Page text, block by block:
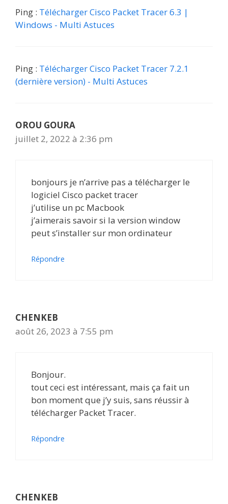
Ping : Télécharger Cisco Packet Tracer 6.3 |
Windows - Multi Astuces
Ping : Télécharger Cisco Packet Tracer 7.2.1
(dernière version) - Multi Astuces
OROU GOURA
juillet 2, 2022 à 2:36 pm
bonjours je n’arrive pas a télécharger le
logiciel Cisco packet tracer
j’utilise un pc Macbook
j’aimerais savoir si la version window
peut s’installer sur mon ordinateur
Répondre
CHENKEB
août 26, 2023 à 7:55 pm
Bonjour.
tout ceci est intéressant, mais ça fait un
bon moment que j’y suis, sans réussir à
télécharger Packet Tracer.
Répondre
CHENKEB